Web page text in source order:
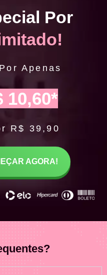
Por
Por Apenas
10,60*
R$ 39,90
AGORA!